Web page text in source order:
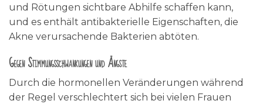
und Rötungen sichtbare Abhilfe schaffen kann,
und es enthält antibakterielle Eigenschaften, die
Akne verursachende Bakterien abtöten.
Gegen Stimmungsschwankungen und Ängste
Durch die hormonellen Veränderungen während
der Regel verschlechtert sich bei vielen Frauen